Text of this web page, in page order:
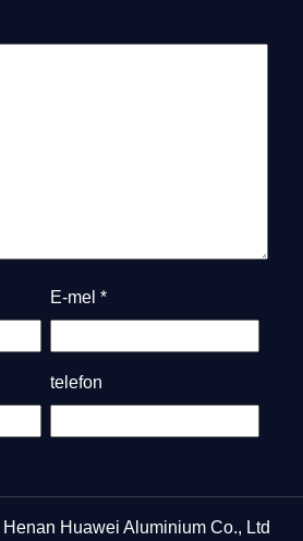
E-mel *
telefon
Huawei Aluminium Co., Ltd